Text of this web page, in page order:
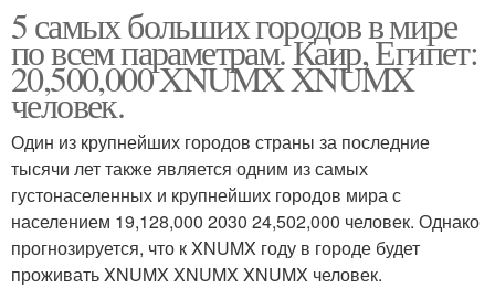
Грязные городовы
городовы
Воздух в мире Городов по качеству
Мир по версии Безопасные городовы
5 самых больших городов в мире
по всем параметрам. Каир, Египет:
20,500,000 XNUMX XNUMX
человек.
Один из крупнейших городов страны за последние
тысячи лет также является одним из самых
густонаселенных и крупнейших городов мира с
населением 19,128,000 2030 24,502,000 человек. Однако
прогнозируется, что к XNUMX году в городе будет
проживать XNUMX XNUMX XNUMX человек.